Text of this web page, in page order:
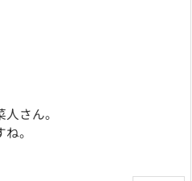
さん。
。